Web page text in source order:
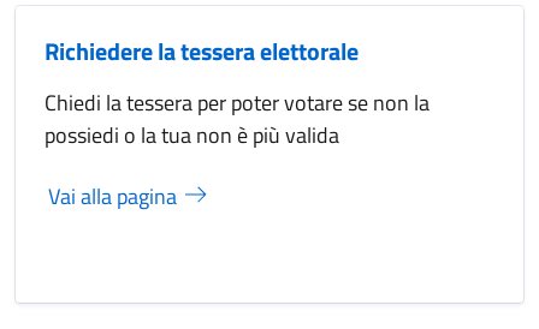
Richiedere la tessera elettorale
Chiedi la tessera per poter votare se non la
possiedi o la tua non è più valida
Vai alla pagina